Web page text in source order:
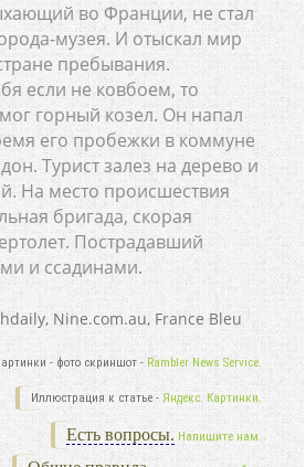
во Франции, не стал
музея. И отыскал мир
пребывания.
если не ковбоем, то
горный козел. Он напал
его пробежки в коммуне
Турист залез на дерево и
На место происшествия
бригада, скорая
Пострадавший
и ссадинами.
Nine.com.au, France Bleu
- фото скриншот - Rambler News Service.
Иллюстрация к статье - Яндекс. Картинки.
Есть вопросы. Напишите нам.